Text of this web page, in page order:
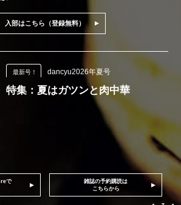
入部はこちら（登録無料）
最新号！ dancyu2026年夏号
特集：夏はガツンと肉中華
で
雑誌の予約購読は
こちらから